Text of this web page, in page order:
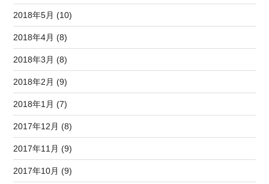
2018年5月 (10)
2018年4月 (8)
2018年3月 (8)
2018年2月 (9)
2018年1月 (7)
2017年12月 (8)
2017年11月 (9)
2017年10月 (9)